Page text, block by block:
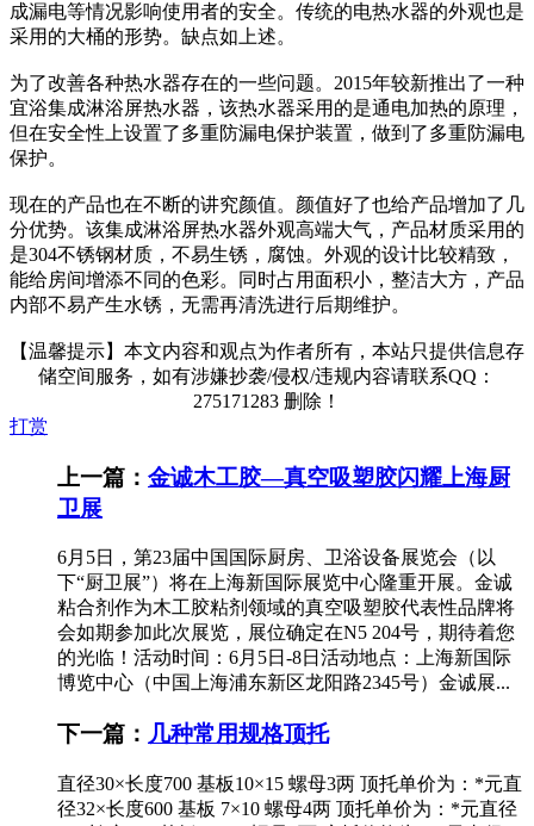
成漏电等情况影响使用者的安全。传统的电热水器的外观也是
采用的大桶的形势。缺点如上述。
为了改善各种热水器存在的一些问题。2015年较新推出了一种
宜浴集成淋浴屏热水器，该热水器采用的是通电加热的原理，
但在安全性上设置了多重防漏电保护装置，做到了多重防漏电
保护。
现在的产品也在不断的讲究颜值。颜值好了也给产品增加了几
分优势。该集成淋浴屏热水器外观高端大气，产品材质采用的
是304不锈钢材质，不易生锈，腐蚀。外观的设计比较精致，
能给房间增添不同的色彩。同时占用面积小，整洁大方，产品
内部不易产生水锈，无需再清洗进行后期维护。
【温馨提示】本文内容和观点为作者所有，本站只提供信息存
储空间服务，如有涉嫌抄袭/侵权/违规内容请联系QQ：
275171283 删除！
打赏
上一篇： 金诚木工胶—真空吸塑胶闪耀上海厨
卫展
6月5日，第23届中国国际厨房、卫浴设备展览会（以
下“厨卫展”）将在上海新国际展览中心隆重开展。金诚
粘合剂作为木工胶粘剂领域的真空吸塑胶代表性品牌将
会如期参加此次展览，展位确定在N5 204号，期待着您
的光临！活动时间：6月5日-8日活动地点：上海新国际
博览中心（中国上海浦东新区龙阳路2345号）金诚展...
下一篇： 几种常用规格顶托
直径30×长度700 基板10×15 螺母3两 顶托单价为：*元直
径32×长度600 基板 7×10 螺母4两 顶托单价为：*元直径